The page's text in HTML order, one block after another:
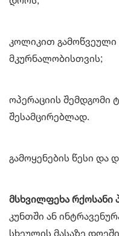
კოლიკით გამოწვეული
მკურნალობისთვის;
ოპერაციის შემდგომი
შესამცირებლად.
გამოყენების წესი და
მსხვილფეხა რქოსანი
კუნთში ან
სხეულის მასაზე